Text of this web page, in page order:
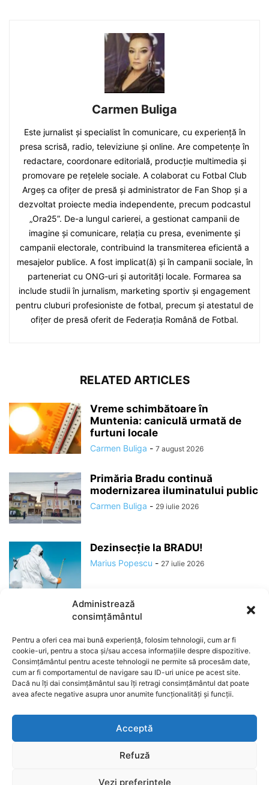
Administrează
consimțământul
Pentru a oferi cea mai bună experiență, folosim tehnologii, cum ar fi
cookie-uri, pentru a stoca și/sau accesa informațiile despre dispozitive.
Consimțământul pentru aceste tehnologii ne permite să procesăm date,
cum ar fi comportamentul de navigare sau ID-uri unice pe acest site.
Dacă nu îți dai consimțământul sau îți retragi consimțământul dat poate
avea afecte negative asupra unor anumite funcționalități și funcții.
Acceptă
Refuză
Vezi preferințele
Carmen Buliga
Este jurnalist și specialist în comunicare, cu experiență în
presa scrisă, radio, televiziune și online. Are competențe în
redactare, coordonare editorială, producție multimedia și
promovare pe rețelele sociale. A colaborat cu Fotbal Club
Argeș ca ofițer de presă și administrator de Fan Shop și a
dezvoltat proiecte media independente, precum podcastul
„Ora25”. De-a lungul carierei, a gestionat campanii de
imagine și comunicare, relația cu presa, evenimente și
campanii electorale, contribuind la transmiterea eficientă a
mesajelor publice. A fost implicat(ă) și în campanii sociale, în
parteneriat cu ONG-uri și autorități locale. Formarea sa
include studii în jurnalism, marketing sportiv și engagement
pentru cluburi profesioniste de fotbal, precum și atestatul de
ofițer de presă oferit de Federația Română de Fotbal.
RELATED ARTICLES
Vreme schimbătoare în
Muntenia: caniculă urmată de
furtuni locale
Carmen Buliga - 7 august 2026
Primăria Bradu continuă
modernizarea iluminatului public
Carmen Buliga - 29 iulie 2026
Dezinsecție la BRADU!
Marius Popescu - 27 iulie 2026